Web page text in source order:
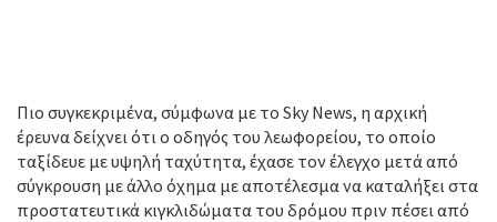
Πιο συγκεκριμένα, σύμφωνα με το Sky News, η αρχική
έρευνα δείχνει ότι ο οδηγός του λεωφορείου, το οποίο
ταξίδευε με υψηλή ταχύτητα, έχασε τον έλεγχο μετά από
σύγκρουση με άλλο όχημα με αποτέλεσμα να καταλήξει στα
προστατευτικά κιγκλιδώματα του δρόμου πριν πέσει από